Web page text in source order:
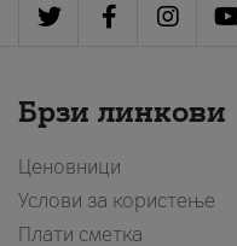
Брзи линкови
Ценовници
Услови за користење
Плати сметка